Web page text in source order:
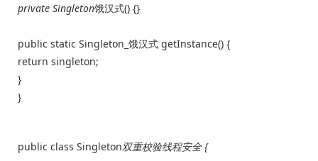
private Singleton饿汉式() {}
public static Singleton_饿汉式 getInstance() {
return singleton;
}
}
public class Singleton双重校验线程安全 {